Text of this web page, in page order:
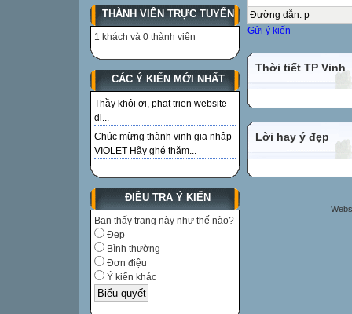
THÀNH VIÊN TRỰC TUYẾN
1 khách và 0 thành viên
CÁC Ý KIẾN MỚI NHẤT
Thầy khôi ơi, phat trien website
di...
Chúc mừng thành vinh gia nhập
VIOLET Hãy ghé thăm...
ĐIỀU TRA Ý KIẾN
Bạn thấy trang này như thế nào?
Đẹp
Bình thường
Đơn điệu
Ý kiến khác
Đường dẫn: p
Gửi ý kiến
Thời tiết TP Vinh
Lời hay ý đẹp